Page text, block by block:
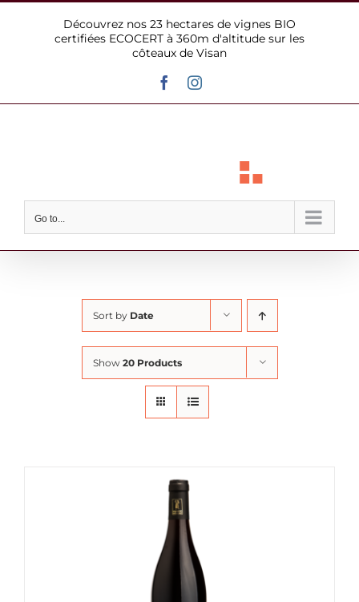
Découvrez nos 23 hectares de vignes BIO
certifiées ECOCERT à 360m d'altitude sur les
côteaux de Visan
FacebookInstagram
Go to...
Sort by Date
Show 20 Products